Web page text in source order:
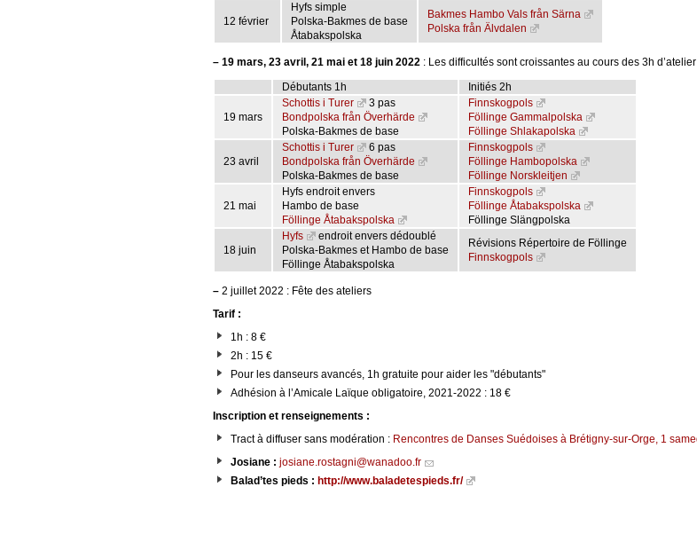
12 février
Hyfs simple
Polska-Bakmes de base
Åtabakspolska
Bakmes Hambo Vals från Särna
Polska från Älvdalen
– 19 mars, 23 avril, 21 mai et 18 juin 2022 : Les difficultés sont croissantes au cours des 3h
Débutants 1h
Initiés 2h
19 mars
Schottis i Turer
3 pas
Bondpolska från Överhärde
Polska-Bakmes de base
Finnskogpols
Föllinge Gammalpolska
Föllinge Shlakapolska
23 avril
Schottis i Turer
6 pas
Bondpolska från Överhärde
Polska-Bakmes de base
Finnskogpols
Föllinge Hambopolska
Föllinge Norskleitjen
21 mai
Hyfs endroit envers
Hambo de base
Föllinge Åtabakspolska
Finnskogpols
Föllinge Åtabakspolska
Föllinge Slängpolska
18 juin
Hyfs
endroit envers dédoublé
Polska-Bakmes et Hambo de base
Föllinge Åtabakspolska
Révisions Répertoire de Föllinge
Finnskogpols
– 2 juillet 2022 : Fête des ateliers
Tarif :
1h : 8 €
2h : 15 €
Pour les danseurs avancés, 1h gratuite pour aider les "débutants"
Adhésion à l’Amicale Laïque obligatoire, 2021-2022 : 18 €
Inscription et renseignements :
Tract à diffuser sans modération : Rencontres de Danses Suédoises à Brétigny-sur-Orge, 1
Josiane : josiane.rostagni@wanadoo.fr
Balad’tes pieds : http://www.baladetespieds.fr/